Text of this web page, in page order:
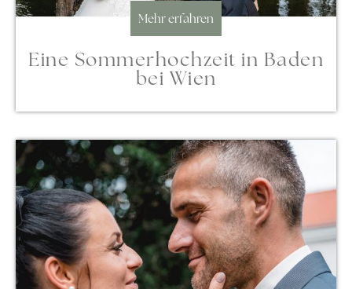
Mehr erfahren
Eine Sommerhochzeit in Baden
bei Wien